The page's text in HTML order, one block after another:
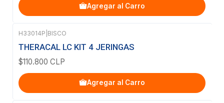
Agregar al Carro
H33014P BISCO
THERACAL LC KIT 4 JERINGAS
$110.800 CLP
Agregar al Carro